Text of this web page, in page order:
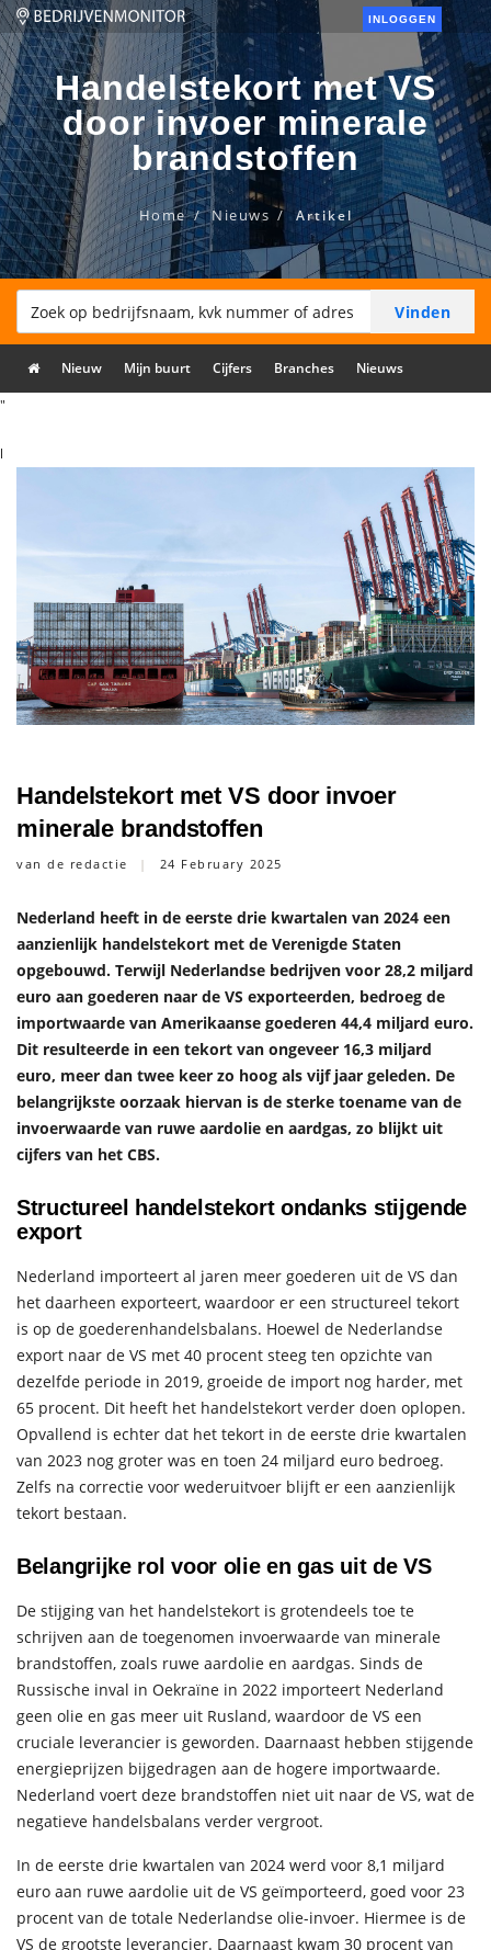
INLOGGEN
Handelstekort met VS
door invoer minerale
brandstoffen
Home Nieuws Artikel
Nieuw Mijn buurt Cijfers Branches
Nieuws
"
l
Handelstekort met VS door invoer
minerale brandstoffen
van de redactie 24 February 2025
Nederland heeft in de eerste drie kwartalen van 2024 een
aanzienlijk handelstekort met de Verenigde Staten
opgebouwd. Terwijl Nederlandse bedrijven voor 28,2 miljard
euro aan goederen naar de VS exporteerden, bedroeg de
importwaarde van Amerikaanse goederen 44,4 miljard euro.
Dit resulteerde in een tekort van ongeveer 16,3 miljard
euro, meer dan twee keer zo hoog als vijf jaar geleden. De
belangrijkste oorzaak hiervan is de sterke toename van de
invoerwaarde van ruwe aardolie en aardgas, zo blijkt uit
cijfers van het CBS.
Structureel handelstekort ondanks stijgende
export
Nederland importeert al jaren meer goederen uit de VS dan
het daarheen exporteert, waardoor er een structureel tekort
is op de goederenhandelsbalans. Hoewel de Nederlandse
export naar de VS met 40 procent steeg ten opzichte van
dezelfde periode in 2019, groeide de import nog harder, met
65 procent. Dit heeft het handelstekort verder doen oplopen.
Opvallend is echter dat het tekort in de eerste drie kwartalen
van 2023 nog groter was en toen 24 miljard euro bedroeg.
Zelfs na correctie voor wederuitvoer blijft er een aanzienlijk
tekort bestaan.
Belangrijke rol voor olie en gas uit de VS
De stijging van het handelstekort is grotendeels toe te
schrijven aan de toegenomen invoerwaarde van minerale
brandstoffen, zoals ruwe aardolie en aardgas. Sinds de
Russische inval in Oekraïne in 2022 importeert Nederland
geen olie en gas meer uit Rusland, waardoor de VS een
cruciale leverancier is geworden. Daarnaast hebben stijgende
energieprijzen bijgedragen aan de hogere importwaarde.
Nederland voert deze brandstoffen niet uit naar de VS, wat de
negatieve handelsbalans verder vergroot.
In de eerste drie kwartalen van 2024 werd voor 8,1 miljard
euro aan ruwe aardolie uit de VS geïmporteerd, goed voor 23
procent van de totale Nederlandse olie-invoer. Hiermee is de
VS de grootste leverancier. Daarnaast kwam 30 procent van